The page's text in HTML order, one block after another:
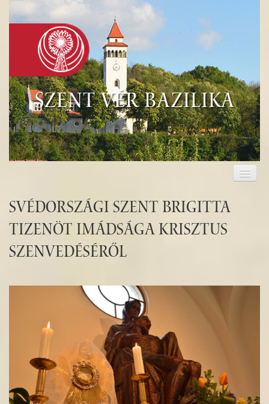
Szent Vér Bazilika
KEGYHELY
EUCHARISZTIA
TURISZTIKA
Svédországi Szent Brigitta
tizenöt imádsága Krisztus
szenvedéséről